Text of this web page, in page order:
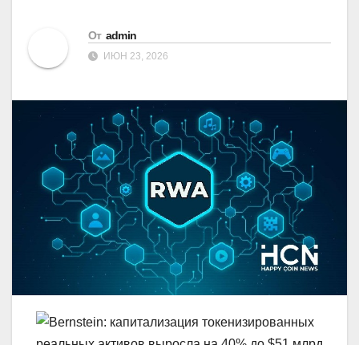
От admin
ИЮН 23, 2026